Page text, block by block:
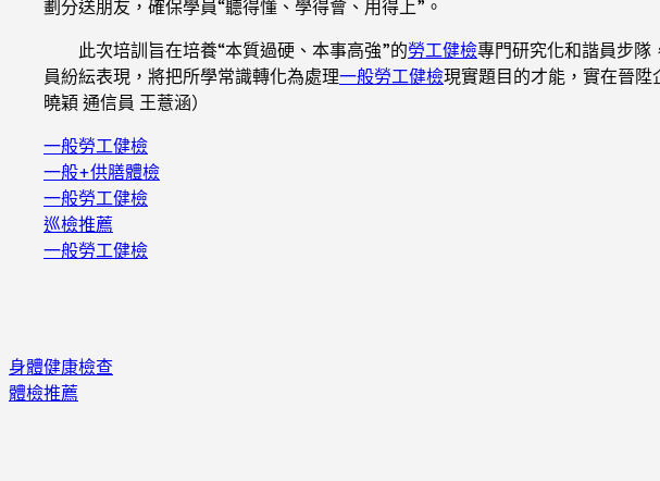
劃分送朋友，確保學員“聽得懂、學得會、用得上”。
此次培訓旨在培養“本質過硬、本事高強”的勞工健檢專門研究化和諧員步隊
員紛紜表現，將把所學常識轉化為處理一般勞工健檢現實題目的才能，實在晉陞
曉穎 通信員 王薏涵）
一般勞工健檢
一般+供膳體檢
一般勞工健檢
巡檢推薦
一般勞工健檢
身體健康檢查
體檢推薦